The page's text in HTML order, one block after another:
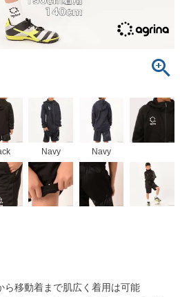
Navy Navy
ら移動着まで肌広く着用は可能